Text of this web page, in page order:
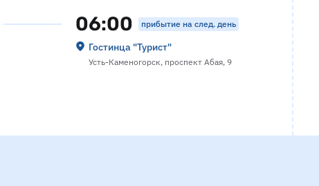
06:00 прибытие на след. день
Гостинца "Турист"
Усть-Каменогорск, проспект Абая, 9